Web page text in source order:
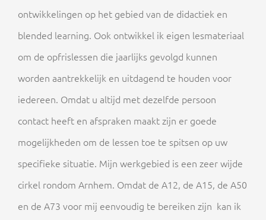
ontwikkelingen op het gebied van de didactiek en
blended learning. Ook ontwikkel ik eigen lesmateriaal
om de opfrislessen die jaarlijks gevolgd kunnen
worden aantrekkelijk en uitdagend te houden voor
iedereen. Omdat u altijd met dezelfde persoon
contact heeft en afspraken maakt zijn er goede
mogelijkheden om de lessen toe te spitsen op uw
specifieke situatie. Mijn werkgebied is een zeer wijde
cirkel rondom Arnhem. Omdat de A12, de A15, de A50
en de A73 voor mij eenvoudig te bereiken zijn kan ik